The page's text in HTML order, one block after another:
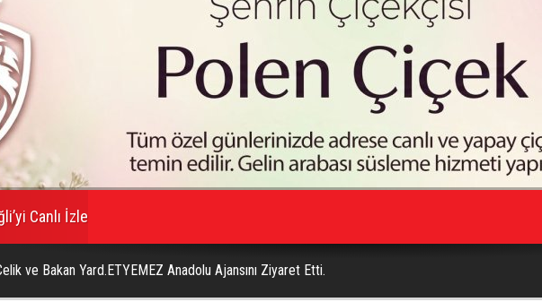
Canlı İzle
ve Bakan Yard.ETYEMEZ Anadolu Ajansını Ziyaret Etti.